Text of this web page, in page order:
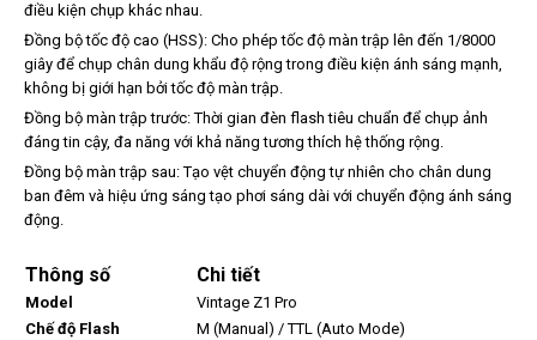
điều kiện chụp khác nhau.
Đồng bộ tốc độ cao (HSS): Cho phép tốc độ màn trập lên đến 1/8000
giây để chụp chân dung khẩu độ rộng trong điều kiện ánh sáng mạnh,
không bị giới hạn bởi tốc độ màn trập.
Đồng bộ màn trập trước: Thời gian đèn flash tiêu chuẩn để chụp ảnh
đáng tin cậy, đa năng với khả năng tương thích hệ thống rộng.
Đồng bộ màn trập sau: Tạo vệt chuyển động tự nhiên cho chân dung
ban đêm và hiệu ứng sáng tạo phơi sáng dài với chuyển động ánh sáng
động.
Thông số Chi tiết
Model
Vintage Z1 Pro
Chế độ Flash
M (Manual) / TTL (Auto Mode)